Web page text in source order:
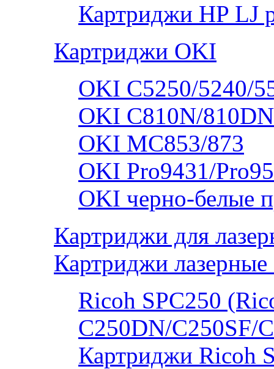
Картриджи HP LJ
Картриджи OKI
OKI C5250/5240/
OKI C810N/
OKI MC853/873
OKI Pro9431/
OKI черно-белые
Картриджи для
Картриджи
Ricoh SPC250
C250DN/C250SF/
Картриджи Ricoh